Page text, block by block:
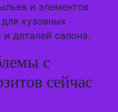
и элементов
кузовных
деталей салона.
с
сейчас